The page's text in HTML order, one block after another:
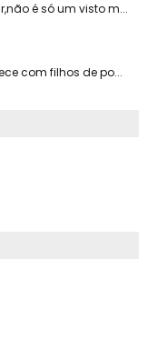
é só um visto m...
com filhos de po...